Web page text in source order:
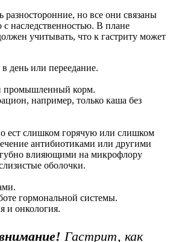
но все они связаны
наследственностью. В плане
учитывать, что к гастриту может
день или переедание.
промышленный корм.
например, только каша без
ест слишком горячую или слишком
антибиотиками или другими
влияющими на микрофлору
оболочки.
гормональной системы.
и онкология.
Гастрит, как